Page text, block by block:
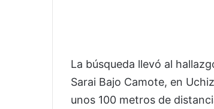
La búsqueda llevó al
Sarai Bajo Camote, en
unos 100 metros de